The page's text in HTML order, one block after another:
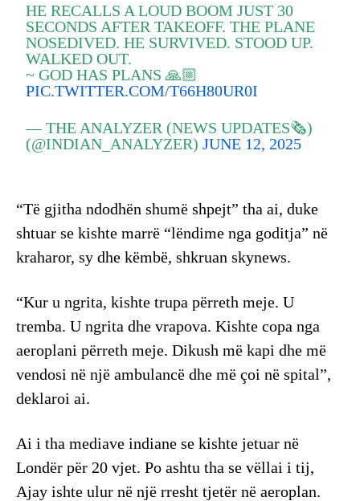
HE RECALLS A LOUD BOOM JUST 30
SECONDS AFTER TAKEOFF. THE PLANE
NOSEDIVED. HE SURVIVED. STOOD UP.
WALKED OUT.
~ GOD HAS PLANS 🙏🏼
PIC.TWITTER.COM/T66H80UR0I
— THE ANALYZER (NEWS UPDATES🗞️)
(@INDIAN_ANALYZER)JUNE 12, 2025
“Të gjitha ndodhën shumë shpejt” tha ai, duke
shtuar se kishte marrë “lëndime nga goditja” në
kraharor, sy dhe këmbë, shkruan skynews.
“Kur u ngrita, kishte trupa përreth meje. U
tremba. U ngrita dhe vrapova. Kishte copa nga
aeroplani përreth meje. Dikush më kapi dhe më
vendosi në një ambulancë dhe më çoi në spital”,
deklaroi ai.
Ai i tha mediave indiane se kishte jetuar në
Londër për 20 vjet. Po ashtu tha se vëllai i tij,
Ajay ishte ulur në një rresht tjetër në aeroplan.